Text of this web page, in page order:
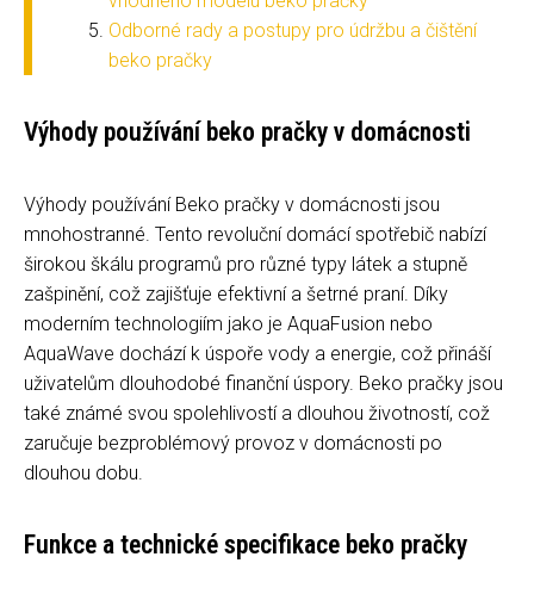
Odborné rady a postupy pro údržbu a čištění
beko pračky
Výhody používání beko pračky v domácnosti
Výhody používání Beko pračky v domácnosti jsou
mnohostranné. Tento revoluční domácí spotřebič nabízí
širokou škálu programů pro různé typy látek a stupně
zašpinění, což zajišťuje efektivní a šetrné praní. Díky
moderním technologiím jako je AquaFusion nebo
AquaWave dochází k úspoře vody a energie, což přináší
uživatelům dlouhodobé finanční úspory. Beko pračky jsou
také známé svou spolehlivostí a dlouhou životností, což
zaručuje bezproblémový provoz v domácnosti po
dlouhou dobu.
Funkce a technické specifikace beko pračky